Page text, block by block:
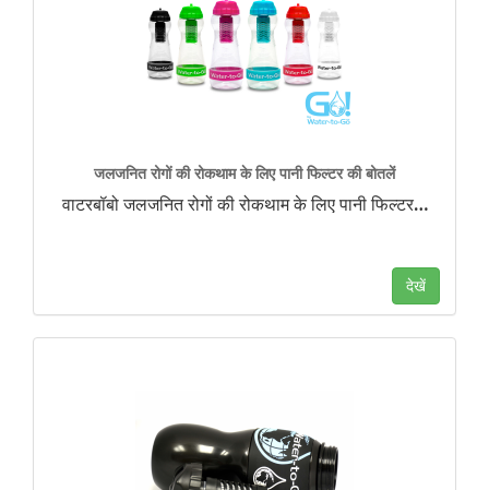
जलजनित रोगों की रोकथाम के लिए पानी फिल्टर की बोतलें
वाटरबॉबो जलजनित रोगों की रोकथाम के लिए पानी फिल्टर…
देखें